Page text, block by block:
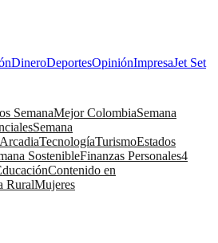
DineroDeportesOpiniónImpresaJet Set
SemanaMejor ColombiaSemana
Semana
ArcadiaTecnologíaTurismoEstados
SostenibleFinanzas Personales4
Contenido en
RuralMujeres